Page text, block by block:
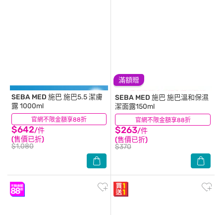
官網不限金額享88折
SEBA MED 施巴施巴5.5 潔膚
露 1000ml
$642/件
(售價已折)
$1,080
(156)
滿額贈
官網不限金額享88折
SEBA MED 施巴施巴溫和保濕
潔面露150ml
$263/件
(售價已折)
$370
(37)